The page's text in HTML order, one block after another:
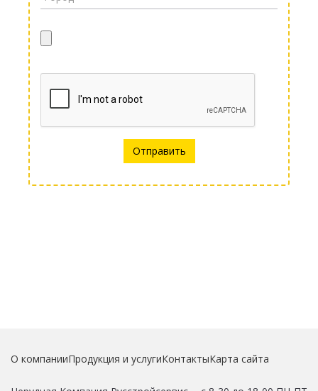
Отправить
О компанииПродукция и услугиКонтактыКарта сайта